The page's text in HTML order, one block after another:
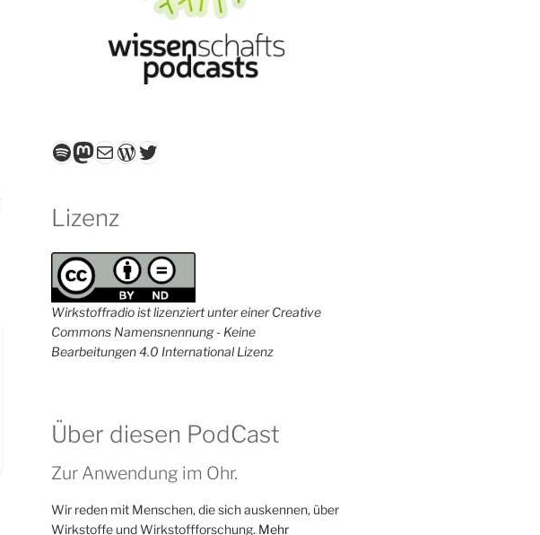
Spotify
Mastodon
E-MailWordPress
Twitter
Lizenz
Wirkstoffradio ist lizenziert unter einer Creative
Commons Namensnennung - Keine
Bearbeitungen 4.0 International Lizenz
Über diesen PodCast
Zur Anwendung im Ohr.
Wir reden mit Menschen, die sich auskennen, über
Wirkstoffe und Wirkstoffforschung. Mehr